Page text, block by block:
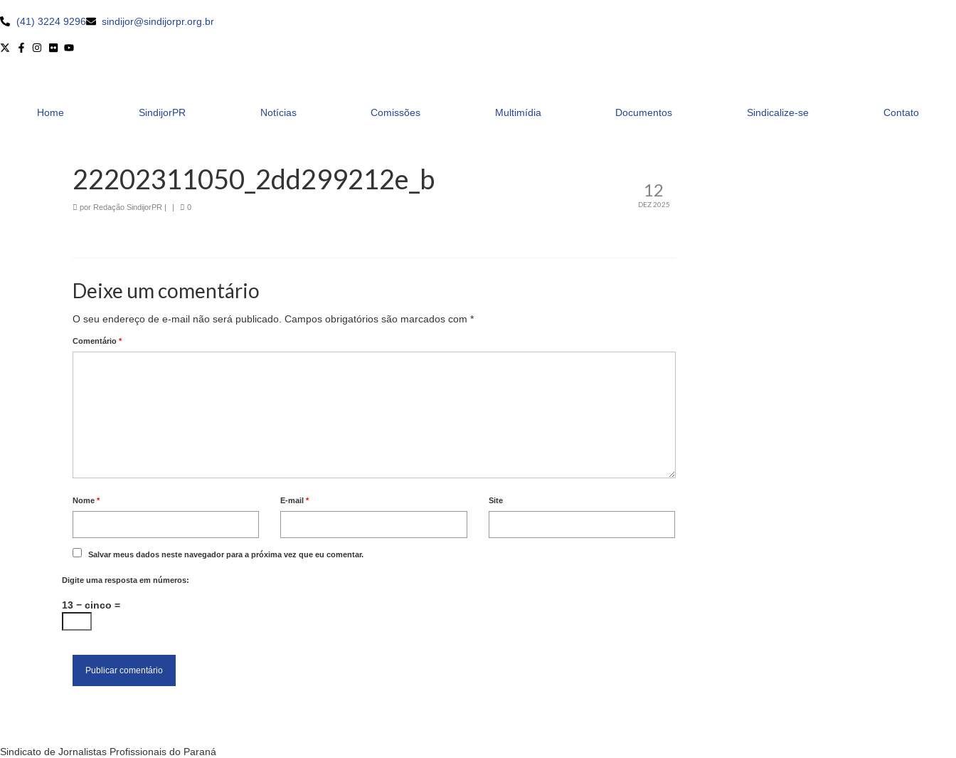
(41) 3224 9296 sindijor@sindijorpr.org.br
Home SindijorPR Notícias Comissões Multimídia Documentos Sindicalize-se Contato
12
DEZ 2025
22202311050_2dd299212e_b
por Redação SindijorPR 0
Deixe um comentário
O seu endereço de e-mail não será publicado. Campos obrigatórios são marcados com *
Comentário *
Nome * E-mail* Site
Salvar meus dados neste navegador para a próxima vez que eu comentar.
Digite uma resposta em números:
13 − cinco =
Sindicato de Jornalistas Profissionais do Paraná